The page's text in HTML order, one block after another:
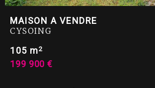
MAISON A VENDRE
CYSOING
105 m2
199 900 €